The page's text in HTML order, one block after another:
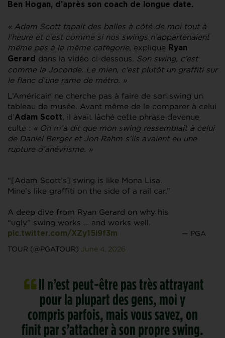
Ben Hogan, d’après son coach de longue date.
« Adam Scott tapait des balles à côté de moi tout à
l’heure et c’est comme si nos swings n’appartenaient
même pas à la même catégorie, explique Ryan
Gerard dans la vidéo ci-dessous. Son swing, c’est
comme la Joconde. Le mien, c’est plutôt un graffiti sur
le flanc d’une rame de métro. »
L’Américain ne cherche pas à faire de son swing un
tableau de musée. Avant même de le comparer à celui
d’Adam Scott, il avait lâché cette phrase devenue
culte : « On m’a dit que mon swing ressemblait à celui
de Daniel Berger et Jon Rahm s’ils avaient eu une
rupture d’anévrisme. »
“[Adam Scott’s] swing is like Mona Lisa.
Mine’s like graffiti on the side of a rail car.”
A deep dive from Ryan Gerard on why his
“ugly” swing works … and works well.
pic.twitter.com/XZy15i9f3m — PGA
TOUR (@PGATOUR) June 4, 2026
Il n’est peut-être pas très attrayant
pour la plupart des gens, moi y
compris parfois, mais vous savez, on
finit par s’attacher à son propre swing.